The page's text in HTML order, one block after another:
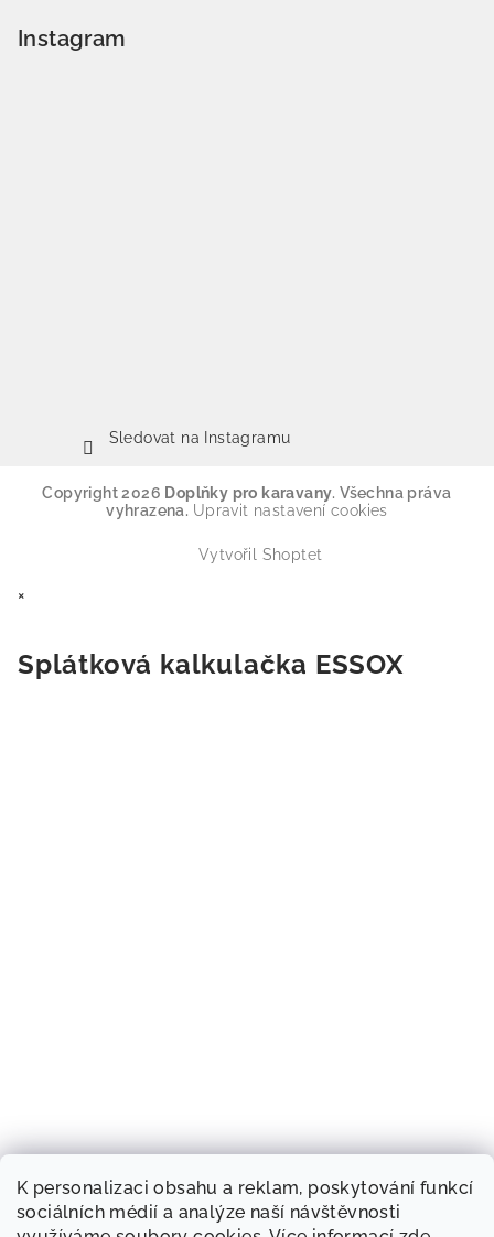
K personalizaci obsahu a reklam, poskytování funkcí
sociálních médií a analýze naší návštěvnosti
Instagram
Sledovat na Instagramu
Copyright 2026 Doplňky pro karavany. Všechna práva
vyhrazena. Upravit nastavení cookies
Vytvořil Shoptet
×
Splátková kalkulačka ESSOX